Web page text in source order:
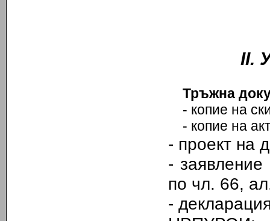
Тръжна
- копие на
- копие на акт
- проект на
-
по чл. 66,
-